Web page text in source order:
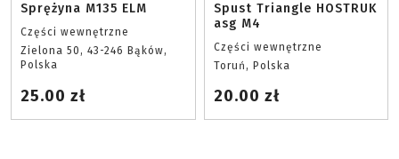
Sprężyna M135 ELM
Części wewnętrzne
Zielona 50, 43-246 Bąków,
Polska
25.00 zł
Spust Triangle HOSTRUK
asg M4
Części wewnętrzne
Toruń, Polska
20.00 zł